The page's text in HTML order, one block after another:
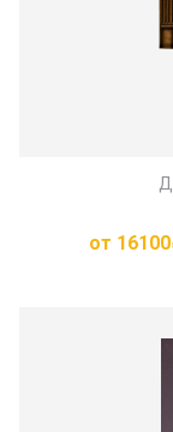
от 16100